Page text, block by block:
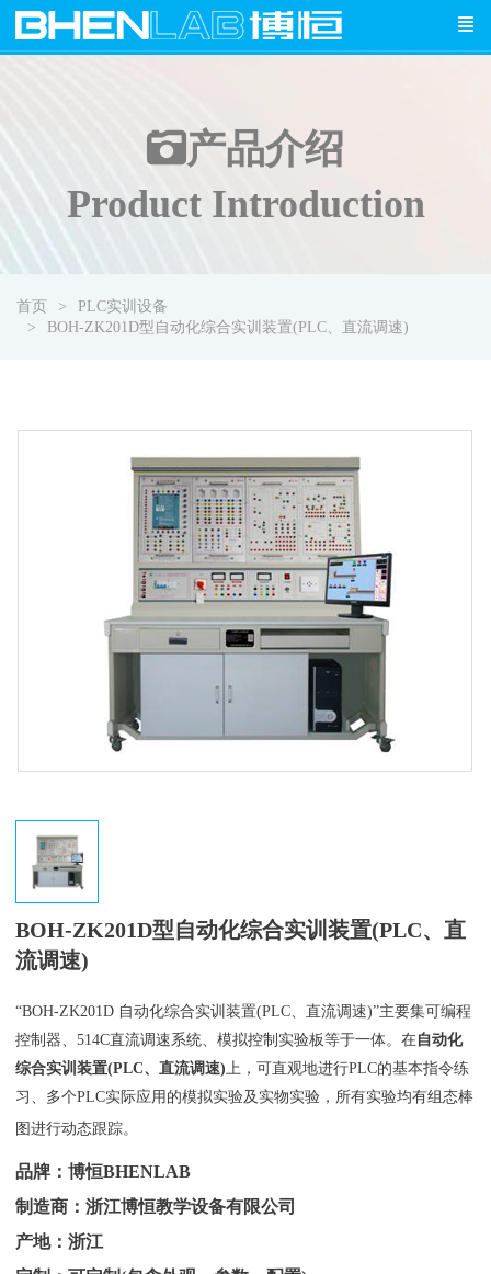
产品介绍
Product Introduction
首页
PLC实训设备
BOH-ZK201D型自动化综合实训装置(PLC、直流调速)
BOH-ZK201D型自动化综合实训装置(PLC、直
流调速)
“BOH-ZK201D 自动化综合实训装置(PLC、直流调速)”主要集可编程
控制器、514C直流调速系统、模拟控制实验板等于一体。在自动化
综合实训装置(PLC、直流调速) 上，可直观地进行PLC的基本指令练
习、多个PLC实际应用的模拟实验及实物实验，所有实验均有组态棒
图进行动态跟踪。
品牌：博恒BHENLAB
制造商：浙江博恒教学设备有限公司
产地：浙江